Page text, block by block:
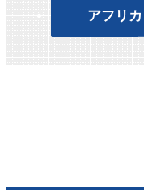
アフリカ